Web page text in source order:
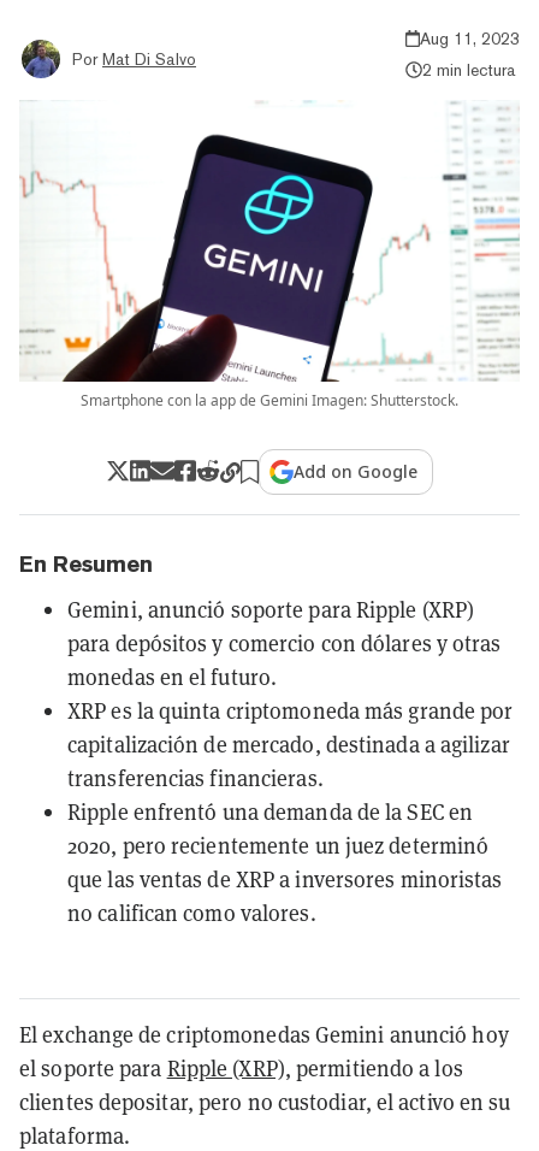
Por Mat Di Salvo
Aug 11, 2023
2 min lectura
Smartphone con la app de Gemini Imagen: Shutterstock.
Add on Google
En Resumen
Gemini, anunció soporte para Ripple (XRP)
para depósitos y comercio con dólares y otras
monedas en el futuro.
XRP es la quinta criptomoneda más grande por
capitalización de mercado, destinada a agilizar
transferencias financieras.
Ripple enfrentó una demanda de la SEC en
2020, pero recientemente un juez determinó
que las ventas de XRP a inversores minoristas
no califican como valores.
El exchange de criptomonedas Gemini anunció hoy
el soporte para Ripple (XRP), permitiendo a los
clientes depositar, pero no custodiar, el activo en su
plataforma.